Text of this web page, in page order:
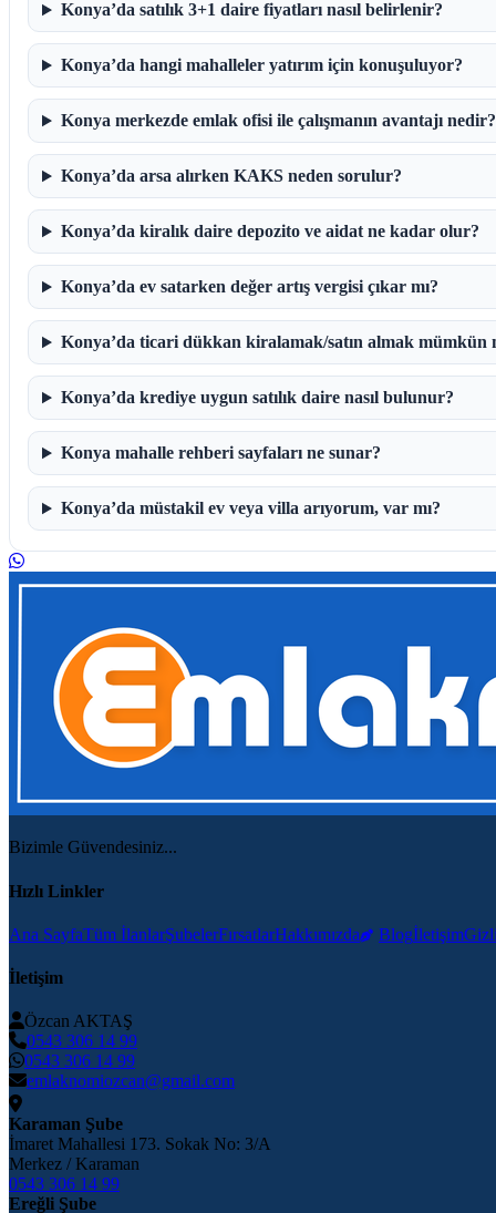
Konya’da satılık 3+1 daire fiyatları nasıl belirlenir?
Konya’da hangi mahalleler yatırım için konuşuluyor?
Konya merkezde emlak ofisi ile çalışmanın avantajı nedir?
Konya’da arsa alırken KAKS neden sorulur?
Konya’da kiralık daire depozito ve aidat ne kadar olur?
Konya’da ev satarken değer artış vergisi çıkar mı?
Konya’da ticari dükkan kiralamak/satın almak mümkün
Konya’da krediye uygun satılık daire nasıl bulunur?
Konya mahalle rehberi sayfaları ne sunar?
Konya’da müstakil ev veya villa arıyorum, var mı?
Bizimle Güvendesiniz...
Hızlı Linkler
Ana SayfaTüm İlanlarŞubelerFırsatlarHakkımızda Blogİletişim
İletişim
Özcan AKTAŞ
0543 306 14 99
0543 306 14 99
emlaknomiozcan@gmail.com
Karaman Şube
İmaret Mahallesi 173. Sokak No: 3/A
Merkez / Karaman
0543 306 14 99
Ereğli Şube